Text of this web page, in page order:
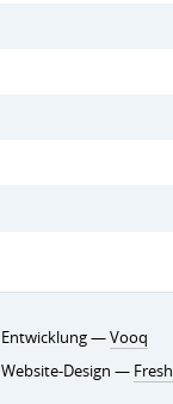
Entwicklung —Vooq
Website-Design — Fresh